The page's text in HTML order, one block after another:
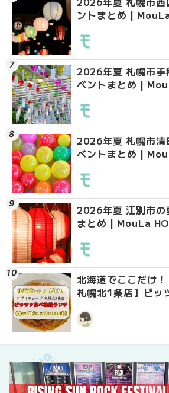
ントまとめ |
2026年夏 札幌市手
ベントまとめ |
2026年夏 札幌市清
ベントまとめ |
2026年夏 江別市の
まとめ | MouLa
北海道でここだけ
札幌北1条店】ピッ
チがコスパ最強だ
ッフェ330円】 |
札
め